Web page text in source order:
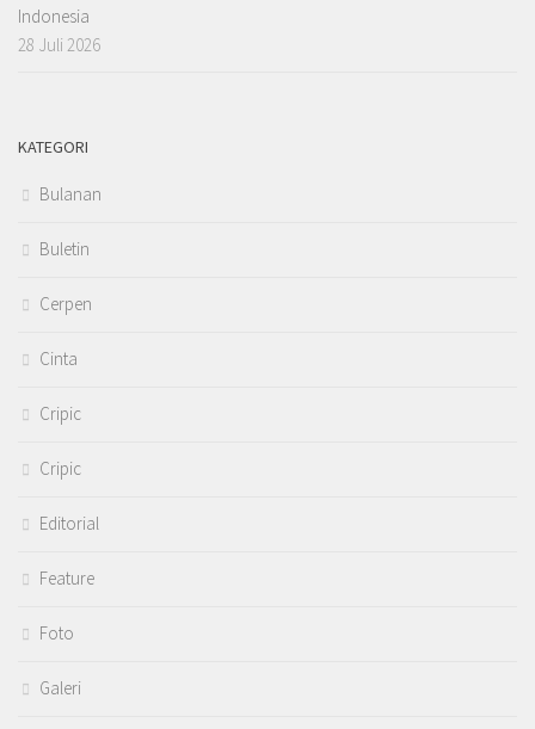
Indonesia
28 Juli 2026
KATEGORI
Bulanan
Buletin
Cerpen
Cinta
Cripic
Cripic
Editorial
Feature
Foto
Galeri